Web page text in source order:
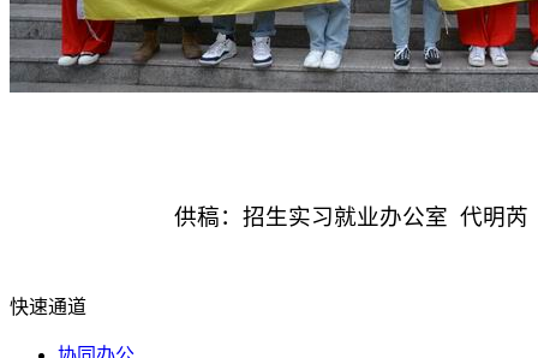
供稿：招生实习就业办公室 代明芮
快速通道